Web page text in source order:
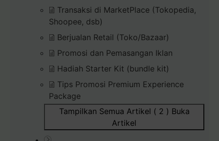
Transaksi di MarketPlace (Tokopedia,
Shoopee, dsb)
Berjualan Retail (Toko/Bazaar)
Promosi dan Pemasangan Iklan
Hadiah Starter Kit (bundle kit)
Tips Promosi Premium Experience
Package
Tampilkan Semua Artikel ( 2 ) Buka
Artikel